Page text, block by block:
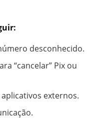
desconhecido.
“cancelar” Pix ou
externos.